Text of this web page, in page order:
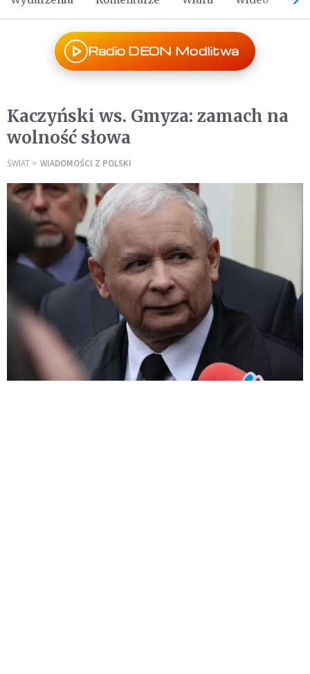
Radio DEON Modlitwa
Kaczyński ws. Gmyza: zamach na
wolność słowa
ŚWIAT WIADOMOŚCI Z POLSKI